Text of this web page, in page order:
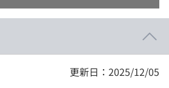
更新日：2025/12/05